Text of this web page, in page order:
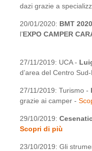
dazi grazie a
20/01/2020: BMT
l’EXPO CAMPER
27/11/2019: UCA -
d’area del Centro
27/11/2019: Turismo -
grazie ai camper -
29/10/2019:
Scopri di più
23/10/2019: Gli